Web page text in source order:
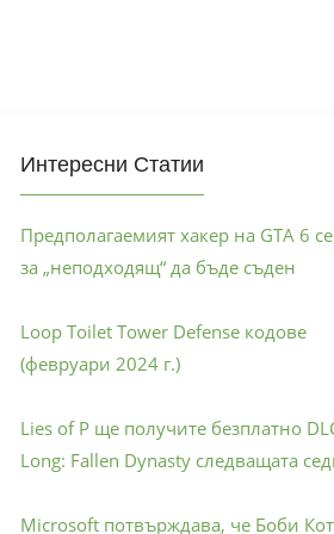
Интересни Статии
Предполагаемият хакер на GTA 6
за „неподходящ“ да бъде съден
Loop Toilet Tower Defense кодове
(февруари 2024 г.)
Lies of P ще получите безплатно
Long: Fallen Dynasty следващата
Microsoft потвърждава, че Боби